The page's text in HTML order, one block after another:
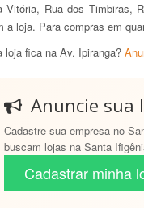
Vitória, Rua dos Timbiras,
a loja. Para compras em
loja fica na Av. Ipiranga?
Anuncie sua
Cadastre sua empresa no
buscam lojas na Santa
Cadastrar minha